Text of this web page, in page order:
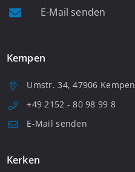
E-Mail senden
Kempen
Umstr. 34, 47906 Kempen
+49 2152 - 80 98 99 8
E-Mail senden
Kerken